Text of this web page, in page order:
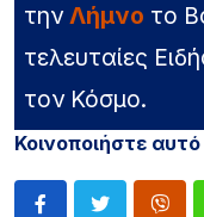
την Λήμνο το
τελευταίες
τον Κόσμο.
Κοινοποιήστε